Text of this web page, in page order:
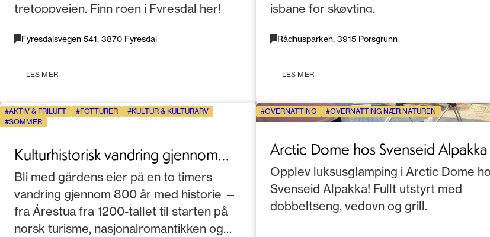
tretoppveien. Finn roen i Fyresdal her!
Fyresdalsvegen 541, 3870 Fyresdal
LES MER
isbane for skøyting.
Rådhusparken, 3915 Porsgrunn
LES MER
AKTIV & FRILUFT FOTTURER
KULTUR & KULTURARV
SOMMER
Kulturhistorisk vandring gjennom
århundrer i Telemark
Bli med gårdens eier på en to timers
vandring gjennom 800 år med historie —
fra Årestua fra 1200-tallet til starten på
norsk turisme, nasjonalromantikken og
OVERNATTING OVERNATTING NÆR NATUREN
Arctic Dome hos Svenseid Alpakka
Opplev luksusglamping i Arctic Dome
Svenseid Alpakka! Fullt utstyrt med
dobbeltseng, vedovn og grill.